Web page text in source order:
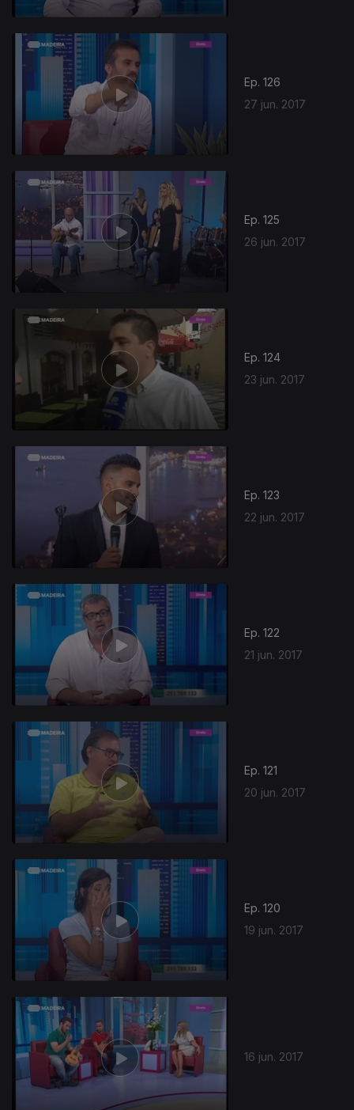
Ep. 126
27 jun. 2017
Ep. 125
26 jun. 2017
Ep. 124
23 jun. 2017
Ep. 123
22 jun. 2017
Ep. 122
21 jun. 2017
Ep. 121
20 jun. 2017
Ep. 120
19 jun. 2017
16 jun. 2017
293916